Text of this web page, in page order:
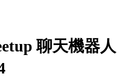
聊天機器人